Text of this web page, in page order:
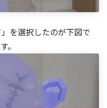
を選択したのが下図で
。